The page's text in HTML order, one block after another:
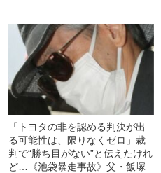
「トヨタの非を認める判決が出
る可能性は、限りなくゼロ」裁
判で“勝ち目がない”と伝えたけれ
ど…《池袋暴走事故》父・飯塚